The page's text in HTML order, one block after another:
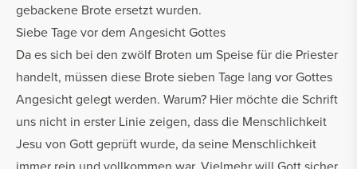
gebackene Brote ersetzt wurden.
Siebe Tage vor dem Angesicht Gottes
Da es sich bei den zwölf Broten um Speise für die Priester
handelt, müssen diese Brote sieben Tage lang vor Gottes
Angesicht gelegt werden. Warum? Hier möchte die Schrift
uns nicht in erster Linie zeigen, dass die Menschlichkeit
Jesu von Gott geprüft wurde, da seine Menschlichkeit